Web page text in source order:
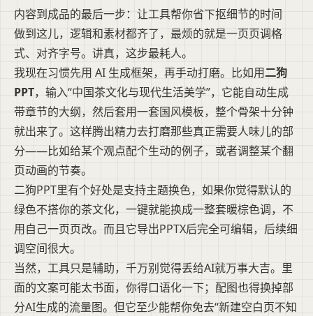
内容到成品的最后一步：让工具帮你省下抠细节的时间
做到这儿，逻辑和素材都齐了，最烦的就是一页页调格
式、对齐字号。讲真，这步最耗人。
我现在习惯先用 AI 生成框架，再手动打磨。比如用二狗
PPT，输入“中国茶文化与现代生活美学”，它能自动生成
带章节的大纲，然后套用一套国风模板，整个骨架十分钟
就出来了。这样腾出精力去打磨那些真正需要人味儿的部
分——比如给某个观点配个生动的例子，或者调整某个翻
页动画的节奏。
二狗PPT里有个好处是支持主题换色，如果你觉得默认的
绿色不搭你的茶文化，一键就能换成一整套暖棕色调，不
用自己一页页改。而且它导出PPTX后完全可编辑，后续细
调空间很大。
当然，工具只是辅助，千万别觉得丢给AI就万事大吉。里
面的文案可能太书面，你得口语化一下；配图也得换掉部
分AI生成的流量图。但它至少能帮你免去“新建空白页不知